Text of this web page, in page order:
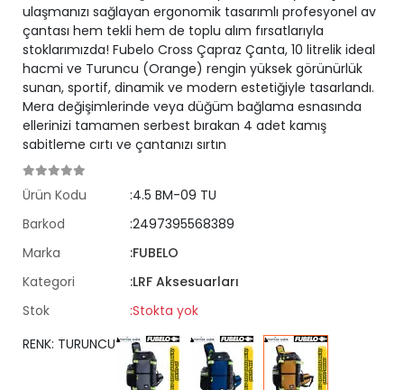
ulaşmanızı sağlayan ergonomik tasarımlı profesyonel av
çantası hem tekli hem de toplu alım fırsatlarıyla
stoklarımızda! Fubelo Cross Çapraz Çanta, 10 litrelik ideal
hacmi ve Turuncu (Orange) rengin yüksek görünürlük
sunan, sportif, dinamik ve modern estetiğiyle tasarlandı.
Mera değişimlerinde veya düğüm bağlama esnasında
ellerinizi tamamen serbest bırakan 4 adet kamış
sabitleme cırtı ve çantanızı sırtın
Ürün Kodu
:4.5 BM-09 TU
Barkod
:2497395568389
Marka
:FUBELO
Kategori
:LRF Aksesuarları
Stok
:Stokta yok
RENK: TURUNCU